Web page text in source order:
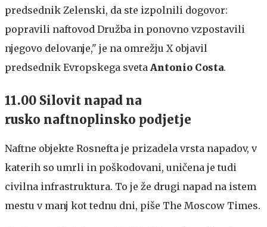
predsednik Zelenski, da ste izpolnili dogovor:
popravili naftovod Družba in ponovno vzpostavili
njegovo delovanje," je na omrežju X objavil
predsednik Evropskega sveta Antonio Costa.
11.00 Silovit napad na
rusko naftnoplinsko podjetje
Naftne objekte Rosnefta je prizadela vrsta napadov, v
katerih so umrli in poškodovani, uničena je tudi
civilna infrastruktura. To je že drugi napad na istem
mestu v manj kot tednu dni, piše The Moscow Times.